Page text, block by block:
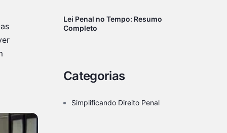
Lei Penal no Tempo: Resumo
Completo
Categorias
Simplificando Direito Penal